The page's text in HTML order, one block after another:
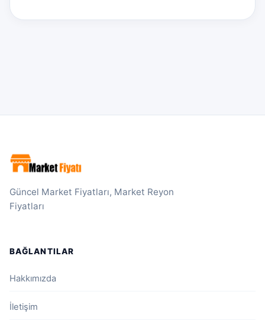
Güncel Market Fiyatları, Market Reyon
Fiyatları
BAĞLANTILAR
Hakkımızda
İletişim